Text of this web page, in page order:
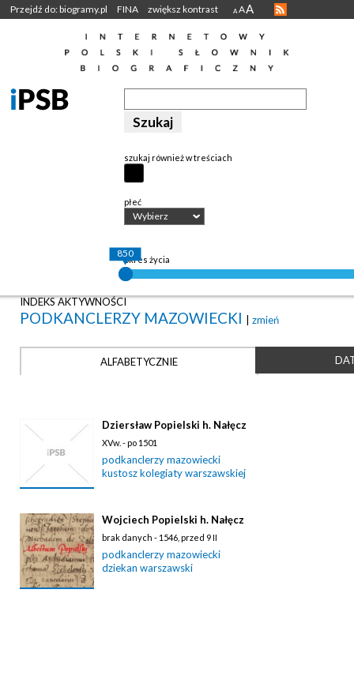
Przejdź do: biogramy.pl FINA zwiększ kontrast A AA
szukaj również w treściach
płeć
Wybierz
okres życia
850
INDEKS AKTYWNOŚCI
PODKANCLERZY MAZOWIECKI | zmień
ALFABETYCZNIE
Dziersław Popielski h. Nałęcz
XVw. - po 1501
podkanclerzy mazowiecki
kustosz kolegiaty warszawskiej
Wojciech Popielski h. Nałęcz
brak danych - 1546, przed 9 II
podkanclerzy mazowiecki
dziekan warszawski